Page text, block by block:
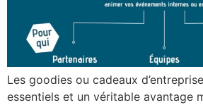
Les goodies ou cadeaux
essentiels et un véritable avantage